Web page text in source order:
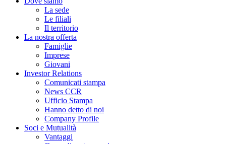
La sede
Le filiali
Il territorio
La nostra offerta
Famiglie
Imprese
Giovani
Investor Relations
Comunicati stampa
News CCR
Ufficio Stampa
Hanno detto di noi
Company Profile
Soci e Mutualità
Vantaggi